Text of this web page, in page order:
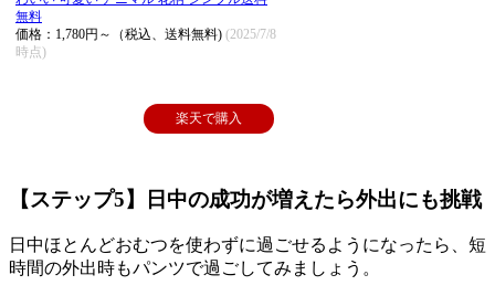
無料
価格：1,780円～（税込、送料無料) (2025/7/8
時点)
楽天で購入
【ステップ5】日中の成功が増えたら外出にも挑戦
日中ほとんどおむつを使わずに過ごせるようになったら、短
時間の外出時もパンツで過ごしてみましょう。